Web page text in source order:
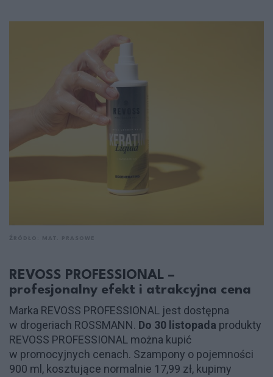
REVOSS PROFESSIONAL –
profesjonalny efekt i atrakcyjna cena
Marka REVOSS PROFESSIONAL jest dostępna
w drogeriach ROSSMANN. Do 30 listopada produkty
REVOSS PROFESSIONAL można kupić
w promocyjnych cenach. Szampony o pojemności
900 ml, kosztujące normalnie 17,99 zł, kupimy